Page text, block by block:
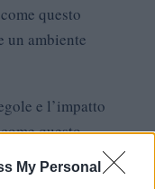
My Personal
questo
un ambiente
e l’impatto
questo
ambiente